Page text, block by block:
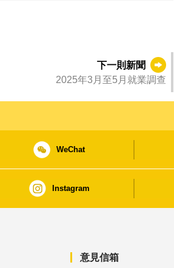
下一則新聞
2025年3月至5月就業調查
WeChat
Instagram
意見信箱